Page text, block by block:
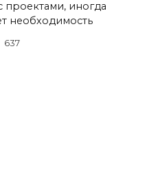
проектами, иногда
необходимость
637